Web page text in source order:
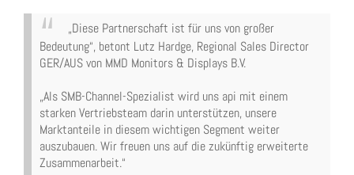
„Diese Partnerschaft ist für uns von großer
Bedeutung“, betont Lutz Hardge, Regional Sales Director
GER/AUS von MMD Monitors & Displays B.V.
„Als SMB-Channel-Spezialist wird uns api mit einem
starken Vertriebsteam darin unterstützen, unsere
Marktanteile in diesem wichtigen Segment weiter
auszubauen. Wir freuen uns auf die zukünftig erweiterte
Zusammenarbeit.“